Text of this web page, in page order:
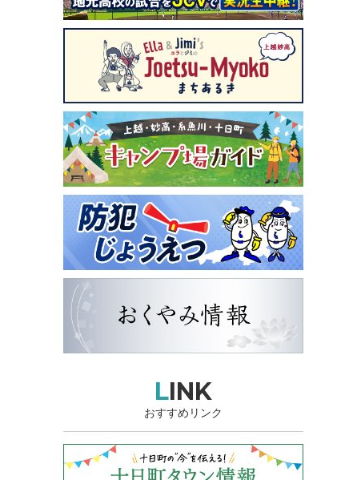
LINK
おすすめリンク